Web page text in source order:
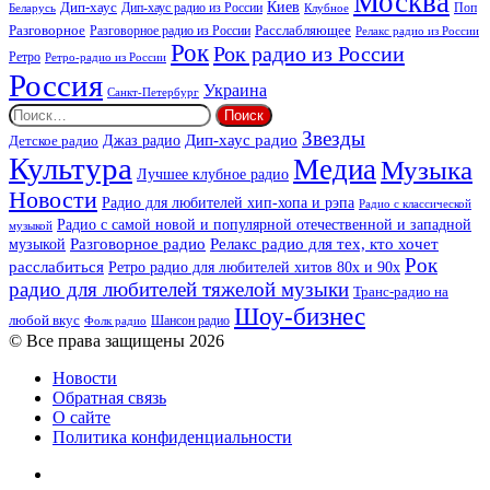
Беларусь Дип-хаус Дип-хаус радио из России Киев Клубное Поп
Разговорное Разговорное радио из России Расслабляющее Релакс радио из России
Ретро Ретро-радио из России РокРок радио из России
Россия Санкт-Петербург Украина
Найти:
Детское радио Джаз радио Дип-хаус радио Звезды
Культура Лучшее клубное радио МедиаМузыка
Новости Радио для любителей хип-хопа и рэпа Радио с классической
музыкой Радио с самой новой и популярной отечественной и западной
музыкой Разговорное радио Релакс радио для тех, кто хочет
расслабиться Ретро радио для любителей хитов 80х и 90х Рок
радио для любителей тяжелой музыки Транс-радио на
любой вкус Фолк радио Шансон радио Шоу-бизнес
© Все права защищены 2026
Новости
Обратная связь
О сайте
Политика конфиденциальности